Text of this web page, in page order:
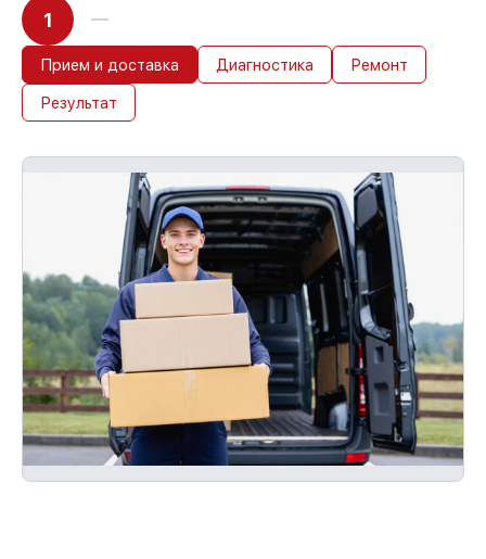
1
Прием и доставка Диагностика Ремонт
Результат